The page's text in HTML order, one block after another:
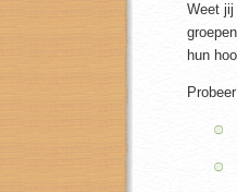
Weet jij
hun